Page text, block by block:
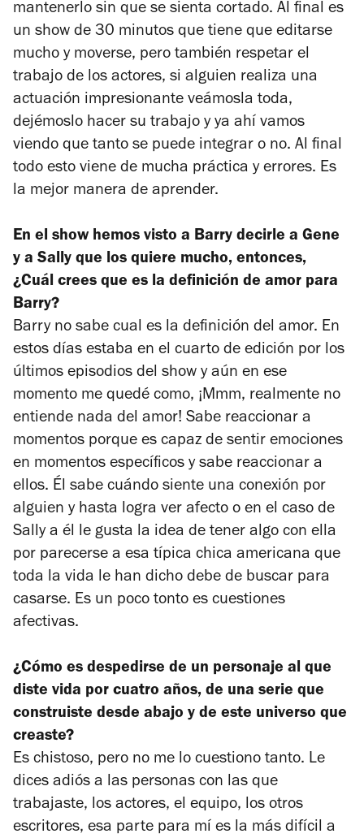
mantenerlo sin que se sienta cortado. Al final es
un show de 30 minutos que tiene que editarse
mucho y moverse, pero también respetar el
trabajo de los actores, si alguien realiza una
actuación impresionante veámosla toda,
dejémoslo hacer su trabajo y ya ahí vamos
viendo que tanto se puede integrar o no. Al final
todo esto viene de mucha práctica y errores. Es
la mejor manera de aprender.
En el show hemos visto a Barry decirle a Gene
y a Sally que los quiere mucho, entonces,
¿Cuál crees que es la definición de amor para
Barry?
Barry no sabe cual es la definición del amor. En
estos días estaba en el cuarto de edición por los
últimos episodios del show y aún en ese
momento me quedé como, ¡Mmm, realmente no
entiende nada del amor! Sabe reaccionar a
momentos porque es capaz de sentir emociones
en momentos específicos y sabe reaccionar a
ellos. Él sabe cuándo siente una conexión por
alguien y hasta logra ver afecto o en el caso de
Sally a él le gusta la idea de tener algo con ella
por parecerse a esa típica chica americana que
toda la vida le han dicho debe de buscar para
casarse. Es un poco tonto es cuestiones
afectivas.
¿Cómo es despedirse de un personaje al que
diste vida por cuatro años, de una serie que
construiste desde abajo y de este universo que
creaste?
Es chistoso, pero no me lo cuestiono tanto. Le
dices adiós a las personas con las que
trabajaste, los actores, el equipo, los otros
escritores, esa parte para mí es la más difícil a